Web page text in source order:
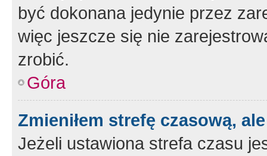
być dokonana jedynie przez
więc jeszcze się nie
zrobić.
Góra
Zmieniłem strefę czasową,
Jeżeli ustawiona strefa czasu